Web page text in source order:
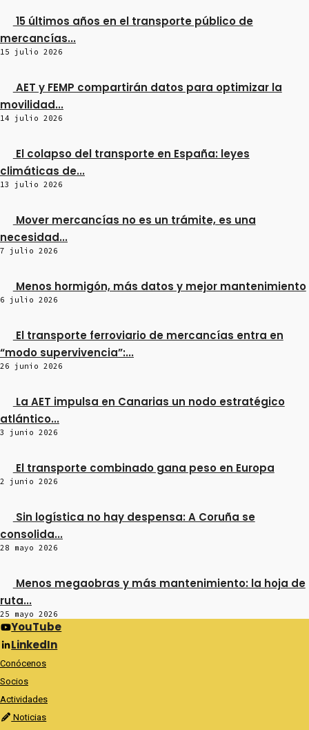
15 últimos años en el transporte público de
mercancías...
15 julio 2026
AET y FEMP compartirán datos para optimizar la
movilidad...
14 julio 2026
El colapso del transporte en España: leyes
climáticas de...
13 julio 2026
Mover mercancías no es un trámite, es una
necesidad...
7 julio 2026
Menos hormigón, más datos y mejor mantenimiento
6 julio 2026
El transporte ferroviario de mercancías entra en
“modo supervivencia”:...
26 junio 2026
La AET impulsa en Canarias un nodo estratégico
atlántico...
3 junio 2026
El transporte combinado gana peso en Europa
2 junio 2026
Sin logística no hay despensa: A Coruña se
consolida...
28 mayo 2026
Menos megaobras y más mantenimiento: la hoja de
ruta...
25 mayo 2026
YouTube
LinkedIn
Conócenos
Socios
Actividades
Noticias